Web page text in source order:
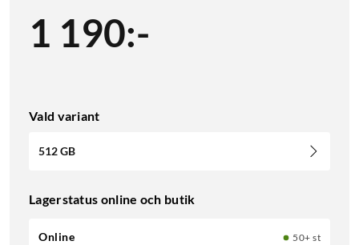
1 190:-
Vald variant
512 GB
Lagerstatus online och butik
Online
50+ st